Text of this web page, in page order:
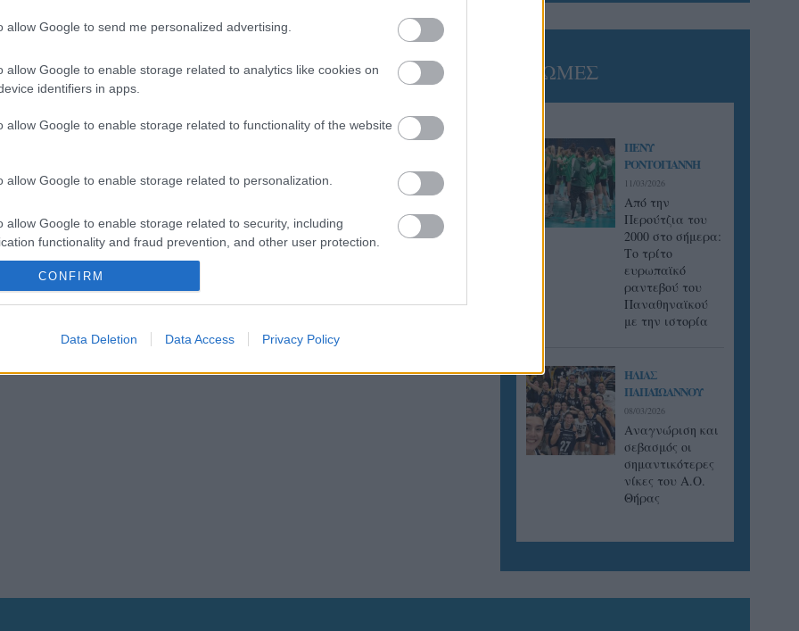
allow Google to send me personalized advertising.
allow Google to enable storage related to analytics like cookies on
identifiers in apps.
allow Google to enable storage related to functionality of the website
allow Google to enable storage related to personalization.
allow Google to enable storage related to security, including
functionality and fraud prevention, and other user protection.
CONFIRM
Data Deletion Data Access Privacy Policy
ΓΝΩΜΕΣ
ΠΕΝΥ
ΡΟΝΤΟΓΙΑΝΝΗ
11/03/2026
Από την
Περούτζια του
2000 στο σήμερα:
Tο τρίτο
ευρωπαϊκό
ραντεβού του
Παναθηναϊκού
με την ιστορία
ΗΛΙΑΣ
ΠΑΠΑΪΩΑΝΝΟΥ
08/03/2026
Αναγνώριση και
σεβασμός οι
σημαντικότερες
νίκες του Α.Ο.
Θήρας